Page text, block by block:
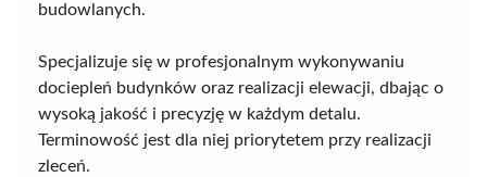
budowlanych.
Specjalizuje się w profesjonalnym wykonywaniu
dociepleń budynków oraz realizacji elewacji, dbając o
wysoką jakość i precyzję w każdym detalu.
Terminowość jest dla niej priorytetem przy realizacji
zleceń.